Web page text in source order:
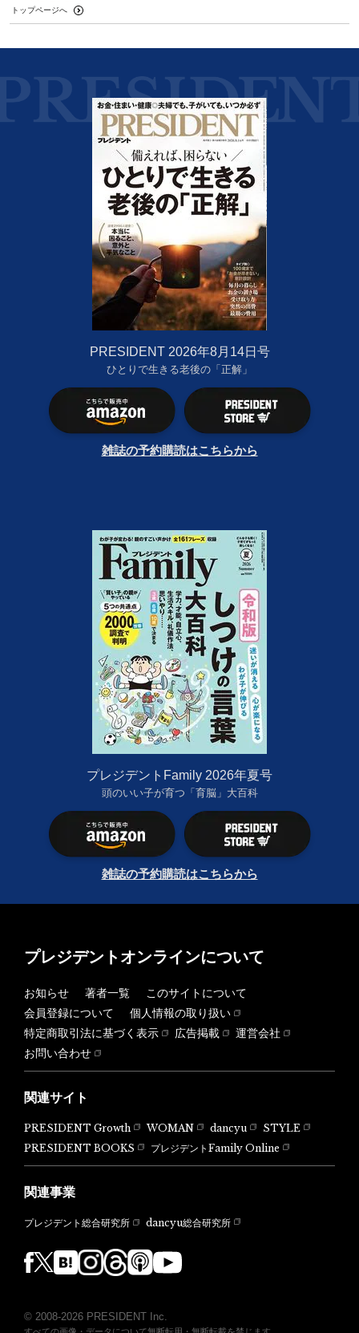
トップページへ
PRESIDENT 2026年8月14日号
ひとりで生きる老後の「正解」
雑誌の予約購読はこちらから
プレジデントFamily 2026年夏号
頭のいい子が育つ「育脳」大百科
雑誌の予約購読はこちらから
プレジデントオンラインについて
お知らせ 著者一覧
このサイトについて
会員登録について
個人情報の取り扱い
特定商取引法に基づく表示
広告掲載
運営会社
お問い合わせ
関連サイト
PRESIDENT Growth WOMAN dancyu
STYLE
PRESIDENT BOOKS
プレジデントFamily Online
関連事業
プレジデント総合研究所 dancyu総合研究所
© 2008-2026 PRESIDENT Inc.